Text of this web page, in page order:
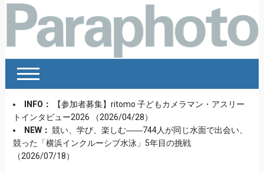
INFO：
【参加者募集】ritomo 子どもカメラマン・アスリー
トインタビュー2026
（2026/04/28）
NEW： 競い、学び、楽しむ――744人が同じ水面で出会い、
競った「横浜インクルーシブ水泳」5年目の挑戦
（2026/07/18）